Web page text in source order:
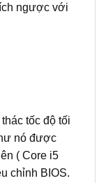
ngược với
tốc độ tối
nó được
( Core i5
chỉnh BIOS.